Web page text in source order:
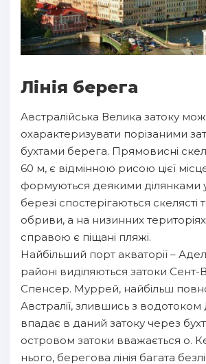
Лінія берега
Австралійська Велика затоку
охарактеризувати порізаними
бухтами берега. Прямовисні
60 м, є відмінною рисою цієї
формуються деякими
березі спостерігаються скелясті
обриви, а на низинних
справою є піщані пляжі.
Найбільший порт акваторії –
районі виділяються затоки Сент-
Спенсер. Муррей, найбільш
Австралії, злившись з
впадає в даний затоку через
островом затоки вважається о.
нього, берегова лінія багата